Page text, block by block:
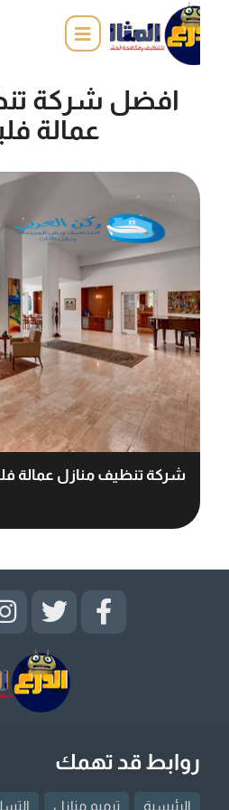
افضل شركة
عمالة
شركة تنظيف منازل عمالة
روابط قد تهمك
الرئيسية ترميم منازل